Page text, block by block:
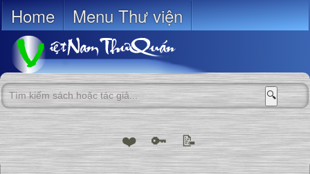
Home Menu Thư viện
🔍
❤️ 🔑 📝